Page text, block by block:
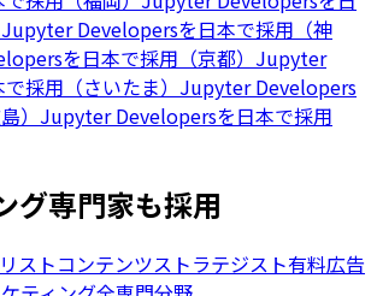
Jupyter Developersを日本で採用（神
を日本で採用（京都） Jupyter
採用（さいたま） Jupyter Developers
） Jupyter Developersを日本で採用
グ専門家も採用
ストコンテンツストラテジスト有料広告